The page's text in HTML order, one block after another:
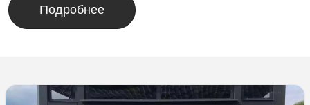
Подробнее